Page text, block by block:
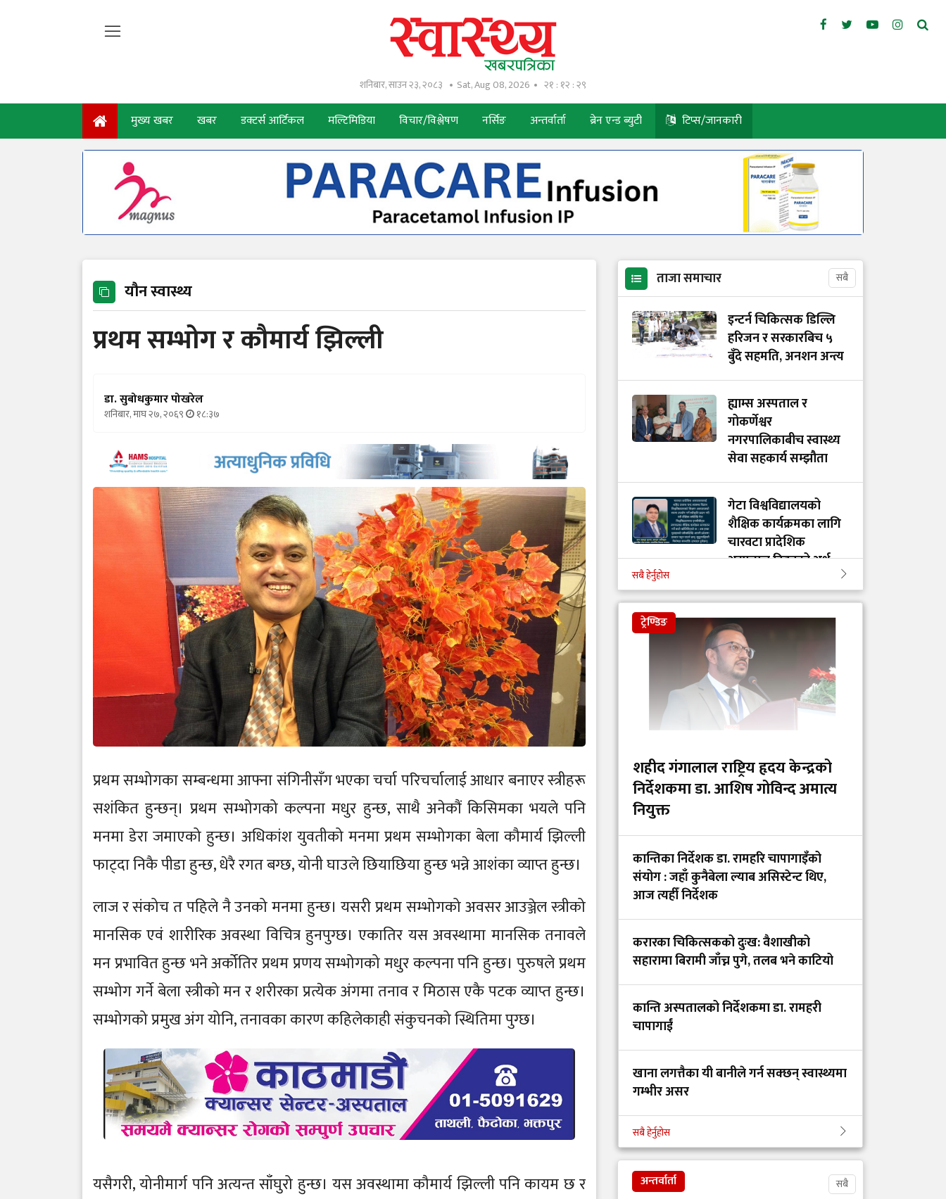
शनिबार, साउन २३, २०८३ Sat, Aug 08, 2026 २१ : १२ : ३०
मुख्य खबर खबर डक्टर्स आर्टिकल मल्टिमिडिया विचार/विश्लेषण नर्सिङ अन्तर्वार्ता ब्रेन एन्ड ब्युटी टिप्स/जानकारी
यौन स्वास्थ्य
प्रथम सम्भोग र कौमार्य झिल्ली
डा. सुबोधकुमार पोखरेल
शनिबार, माघ २७, २०६९ १८:३७
प्रथम सम्भोगका सम्बन्धमा आफ्ना संगिनीसँग भएका चर्चा परिचर्चालाई आधार बनाएर स्त्रीहरू
सशंकित हुन्छन्। प्रथम सम्भोगको कल्पना मधुर हुन्छ, साथै अनेकौं किसिमका भयले पनि
मनमा डेरा जमाएको हुन्छ। अधिकांश युवतीको मनमा प्रथम सम्भोगका बेला कौमार्य झिल्ली
फाट्दा निकै पीडा हुन्छ, धेरै रगत बग्छ, योनी घाउले छियाछिया हुन्छ भन्ने आशंका व्याप्त हुन्छ।
लाज र संकोच त पहिले नै उनको मनमा हुन्छ। यसरी प्रथम सम्भोगको अवसर आउञ्जेल स्त्रीको
मानसिक एवं शारीरिक अवस्था विचित्र हुनपुग्छ। एकातिर यस अवस्थामा मानसिक तनावले
मन प्रभावित हुन्छ भने अर्कोतिर प्रथम प्रणय सम्भोगको मधुर कल्पना पनि हुन्छ। पुरुषले प्रथम
सम्भोग गर्ने बेला स्त्रीको मन र शरीरका प्रत्येक अंगमा तनाव र मिठास एकै पटक व्याप्त हुन्छ।
सम्भोगको प्रमुख अंग योनि, तनावका कारण कहिलेकाही संकुचनको स्थितिमा पुग्छ।
यसैगरी, योनीमार्ग पनि अत्यन्त साँघुरो हुन्छ। यस अवस्थामा कौमार्य झिल्ली पनि कायम छ र
ताजा समाचार सबै
इन्टर्न चिकित्सक डिल्लि
हरिजन र सरकारबिच ५
बुँदे सहमति, अनशन अन्त्य
ह्याम्स अस्पताल र
गोकर्णेश्वर
नगरपालिकाबीच स्वास्थ्य
सेवा सहकार्य सम्झौता
गेटा विश्वविद्यालयको
शैक्षिक कार्यक्रमका लागि
चारवटा प्रादेशिक
अस्पताल दिइनुको अर्थ
गाभीले नेपाललाई ३ करोड
९६ लाख डलर बराबरको
खोप र १ करोड ८० लाख
डलर अनुदान दिने
आईसीयूमा रहेका
आन्दोलनरत इन्टर्न
सम्बोधन गर्न सांसद खुस्बु
ओलीको आग्रह
गंगालालको नवनियुक्त
निर्देशक प्रा.डा. आशिष
गोविन्द अमात्य को हुन्?
सांसद प्रा.डा. चन्द्रमोहन
यादवको प्रश्न- ‘ढल्केबरको
ट्रमा सेन्टर कहाँ हरायो?’
डाक्टर र सांसदका
चालकको तलब 'उस्तै' भन्दै
भ्रामक दाबी
विद्यालयमा मुटु रोगको
लाग्दा बच्न थाल्यो
सबै हेर्नुहोस
ट्रेण्डिङ
शहीद गंगालाल राष्ट्रिय हृदय केन्द्रको
निर्देशकमा डा. आशिष गोविन्द अमात्य
नियुक्त
कान्तिका निर्देशक डा. रामहरि चापागाइँको
संयोग : जहाँ कुनैबेला ल्याब असिस्टेन्ट थिए,
आज त्यहीँ निर्देशक
करारका चिकित्सकको दुःख: वैशाखीको
सहारामा बिरामी जाँच्न पुगे, तलब भने काटियो
कान्ति अस्पतालको निर्देशकमा डा. रामहरी
चापागाईं
खाना लगत्तैका यी बानीले गर्न सक्छन् स्वास्थ्यमा
गम्भीर असर
बिहान उठ्नेबित्तिकै के खाने, के नखाने?
सबै हेर्नुहोस
अन्तर्वार्ता सबै